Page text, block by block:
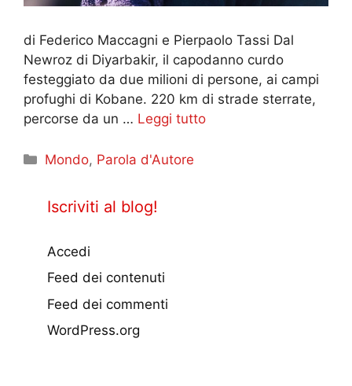
di Federico Maccagni e Pierpaolo Tassi Dal
Newroz di Diyarbakir, il capodanno curdo
festeggiato da due milioni di persone, ai campi
profughi di Kobane. 220 km di strade sterrate,
percorse da un … Leggi tutto
Categorie
Mondo, Parola d'Autore
Iscriviti al blog!
Accedi
Feed dei contenuti
Feed dei commenti
WordPress.org